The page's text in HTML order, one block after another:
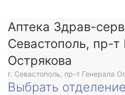
Аптека Здрав-
Севастополь, пр-т
Острякова
г. Севастополь, пр-т Генерала
Выбрать отделение